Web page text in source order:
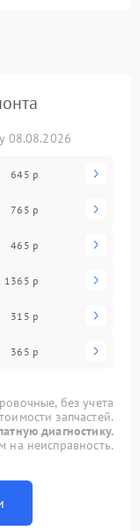
08.08.2026
645 р
765 р
465 р
1365 р
315 р
365 р
без учета
запчастей.
диагностику.
на неисправность.